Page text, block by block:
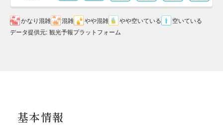
かなり混雑 混雑 やや混雑 やや空いている
空いている
データ提供元: 観光予報プラットフォーム
基本情報